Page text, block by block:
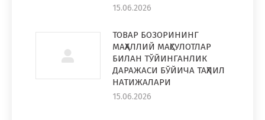
15.06.2026
ТОВАР БОЗОРИНИНГ
МАҲАЛЛИЙ МАҲСУЛОТЛАР
БИЛАН ТЎЙИНГАНЛИК
ДАРАЖАСИ БЎЙИЧА ТАҲЛИЛ
НАТИЖАЛАРИ
15.06.2026